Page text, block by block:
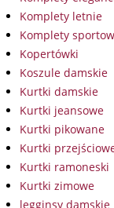
Komplety letnie
Komplety
Kopertówki
Koszule damskie
Kurtki damskie
Kurtki jeansowe
Kurtki pikowane
Kurtki
Kurtki ramoneski
Kurtki zimowe
legginsy damskie